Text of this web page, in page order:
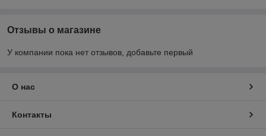
Отзывы о магазине
У компании пока нет отзывов, добавьте первый
О нас
Контакты